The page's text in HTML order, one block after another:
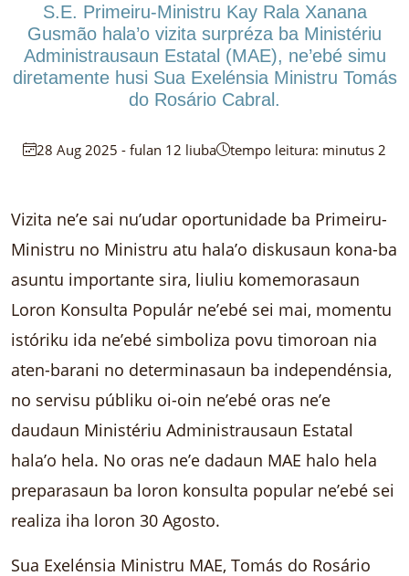
S.E. Primeiru-Ministru Kay Rala Xanana
Gusmão hala’o vizita surpréza ba Ministériu
Administrausaun Estatal (MAE), ne’ebé simu
diretamente husi Sua Exelénsia Ministru Tomás
do Rosário Cabral.
28 Aug 2025 - fulan 12 liuba tempo leitura: minutus 2
Vizita ne’e sai nu’udar oportunidade ba Primeiru-
Ministru no Ministru atu hala’o diskusaun kona-ba
asuntu importante sira, liuliu komemorasaun
Loron Konsulta Populár ne’ebé sei mai, momentu
istóriku ida ne’ebé simboliza povu timoroan nia
aten-barani no determinasaun ba independénsia,
no servisu públiku oi-oin ne’ebé oras ne’e
daudaun Ministériu Administrausaun Estatal
hala’o hela. No oras ne’e dadaun MAE halo hela
preparasaun ba loron konsulta popular ne’ebé sei
realiza iha loron 30 Agosto.
Sua Exelénsia Ministru MAE, Tomás do Rosário